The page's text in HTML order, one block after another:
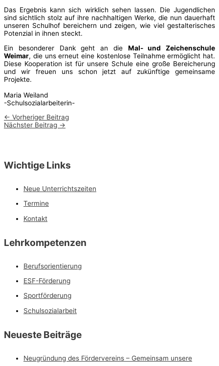
Das Ergebnis kann sich wirklich sehen lassen. Die Jugendlichen
sind sichtlich stolz auf ihre nachhaltigen Werke, die nun dauerhaft
unseren Schulhof bereichern und zeigen, wie viel gestalterisches
Potenzial in ihnen steckt.
Ein besonderer Dank geht an die Mal- und Zeichenschule
Weimar, die uns erneut eine kostenlose Teilnahme ermöglicht hat.
Diese Kooperation ist für unsere Schule eine große Bereicherung
und wir freuen uns schon jetzt auf zukünftige gemeinsame
Projekte.
Maria Weiland
-Schulsozialarbeiterin-
← Vorheriger Beitrag
Nächster Beitrag →
Wichtige Links
Neue Unterrichtszeiten
Termine
Kontakt
Lehrkompetenzen
Berufsorientierung
ESF-Förderung
Sportförderung
Schulsozialarbeit
Neueste Beiträge
Neugründung des Fördervereins – Gemeinsam unsere